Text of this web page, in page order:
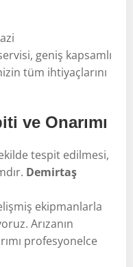
geniş kapsamlı
tüm ihtiyaçlarını
ve Onarımı
tespit edilmesi,
Demirtaş
ekipmanlarla
Arızanın
profesyonelce